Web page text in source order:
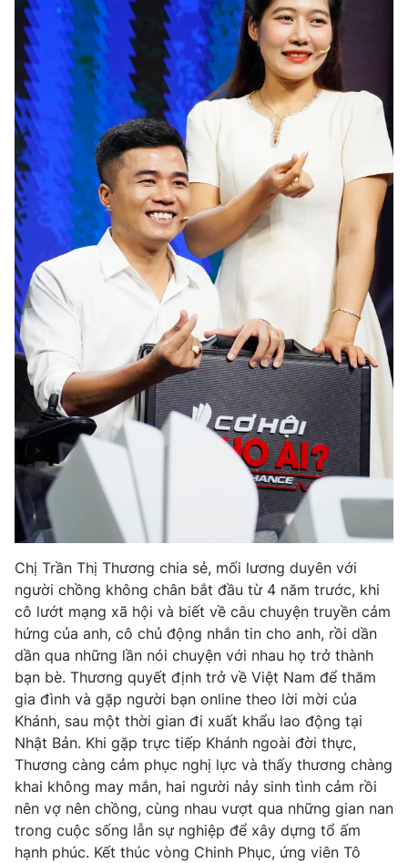
Chị Trần Thị Thương chia sẻ, mối lương duyên với
người chồng không chân bắt đầu từ 4 năm trước, khi
cô lướt mạng xã hội và biết về câu chuyện truyền cảm
hứng của anh, cô chủ động nhắn tin cho anh, rồi dần
dần qua những lần nói chuyện với nhau họ trở thành
bạn bè. Thương quyết định trở về Việt Nam để thăm
gia đình và gặp người bạn online theo lời mời của
Khánh, sau một thời gian đi xuất khẩu lao động tại
Nhật Bản. Khi gặp trực tiếp Khánh ngoài đời thực,
Thương càng cảm phục nghị lực và thấy thương chàng
khai không may mắn, hai người nảy sinh tình cảm rồi
nên vợ nên chồng, cùng nhau vượt qua những gian nan
trong cuộc sống lẫn sự nghiệp để xây dựng tổ ấm
hạnh phúc. Kết thúc vòng Chinh Phục, ứng viên Tô